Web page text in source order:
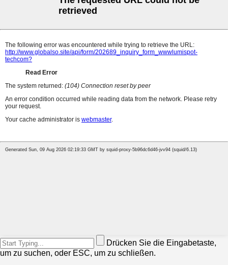
Drücken Sie die Eingabetaste,
um zu suchen, oder ESC, um zu schließen.